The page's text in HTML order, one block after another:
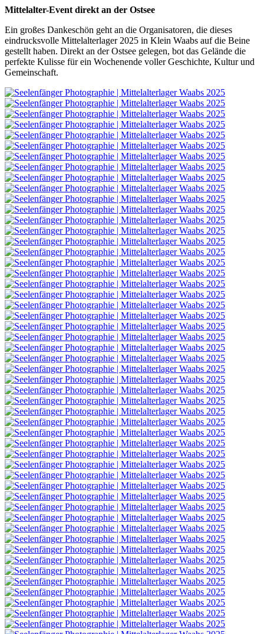
Mittelalter-Event direkt an der Ostsee
Ein großes Dankeschön geht an die Organisatoren, die dieses
eindrucksvolle Mittelalterlager 2025 in Klein Waabs auf die Beine
gestellt haben. Direkt an der Ostsee gelegen, bot das Gelände die
perfekte Kulisse für ein Wochenende voller Geschichte, Kultur und
Gemeinschaft.